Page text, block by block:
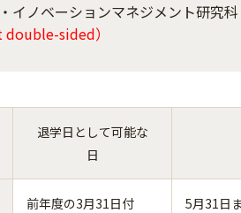
イノベーションマネジメント研究
sided）
退学日として可能な
日
前年度の3月31日付 5月31日